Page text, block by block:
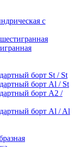
с
борт St / St
борт Al / St
борт А2 /
борт Al / Al